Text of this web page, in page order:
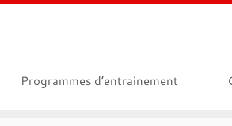
Programmes d’entrainement